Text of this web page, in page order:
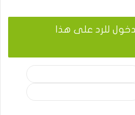
للرد على هذا